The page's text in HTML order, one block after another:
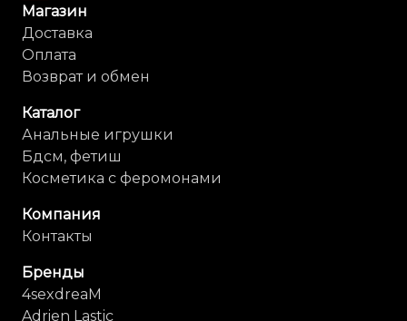
Магазин
Доставка
Оплата
Возврат и обмен
Каталог
Анальные игрушки
Бдсм, фетиш
Косметика с феромонами
Компания
Контакты
Бренды
4sexdreaM
Adrien Lastic